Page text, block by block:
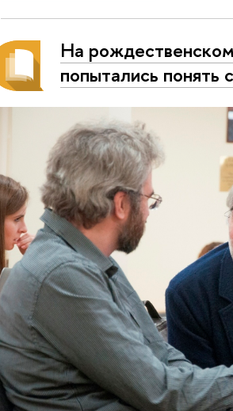
На
попытались понять